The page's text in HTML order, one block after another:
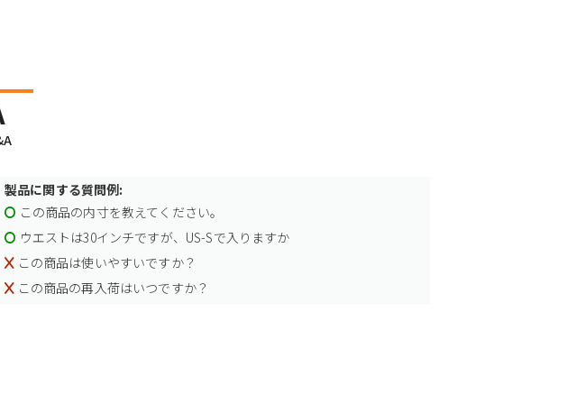
製品に関する質問例:
この商品の内寸を教えてください。
ウエストは30インチですが、US-Sで入りますか
この商品は使いやすいですか？
この商品の再入荷はいつですか？